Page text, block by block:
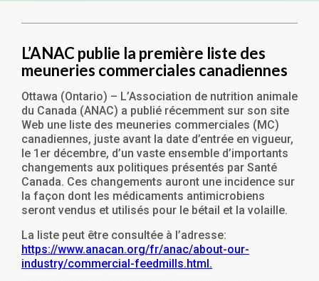
L’ANAC publie la première liste des
meuneries commerciales canadiennes
Ottawa (Ontario) – L’Association de nutrition animale
du Canada (ANAC) a publié récemment sur son site
Web une liste des meuneries commerciales (MC)
canadiennes, juste avant la date d’entrée en vigueur,
le 1er décembre, d’un vaste ensemble d’importants
changements aux politiques présentés par Santé
Canada. Ces changements auront une incidence sur
la façon dont les médicaments antimicrobiens
seront vendus et utilisés pour le bétail et la volaille.
La liste peut être consultée à l’adresse:
https://www.anacan.org/fr/anac/about-our-
industry/commercial-feedmills.html .